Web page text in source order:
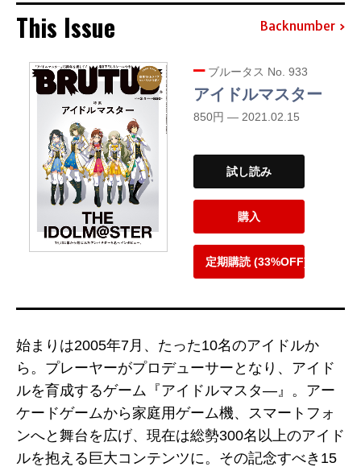
This Issue Backnumber
ブルータス No. 933
アイドルマスター
850円 — 2021.02.15
試し読み
購入
定期購読 (33%OFF)
始まりは2005年7月、たった10名のアイドルか
ら。プレーヤーがプロデューサーとなり、アイド
ルを育成するゲーム『アイドルマスタ―』。アー
ケードゲームから家庭用ゲーム機、スマートフォ
ンへと舞台を広げ、現在は総勢300名以上のアイド
ルを抱える巨大コンテンツに。その記念すべき15